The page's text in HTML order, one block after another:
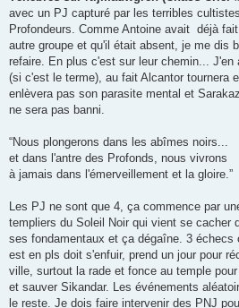
avec un PJ capturé par les terribles
Profondeurs. Comme Antoine avait déjà
autre groupe et qu'il était absent, je me dis
refaire. En plus c'est sur leur chemin...
(si c'est le terme), au fait Alcantor tournera
enlèvera pas son parasite mental et
ne sera pas banni.
“Nous plongerons dans les abîmes noirs...
et dans l'antre des Profonds, nous vivrons
à jamais dans l'émerveillement et la gloire.”
Les PJ ne sont que 4, ça commence par
templiers du Soleil Noir qui vient se cacher
ses fondamentaux et ça dégaîne. 3 échecs
est en pls doit s'enfuir, prend un jour pour
ville, surtout la rade et fonce au temple
et sauver Sikandar. Les événements
le reste. Je dois faire intervenir des PNJ